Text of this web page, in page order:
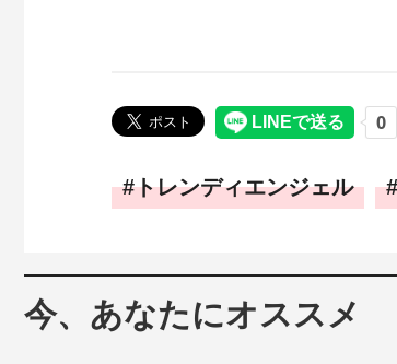
トレンディエンジェル
今、あなたにオススメ